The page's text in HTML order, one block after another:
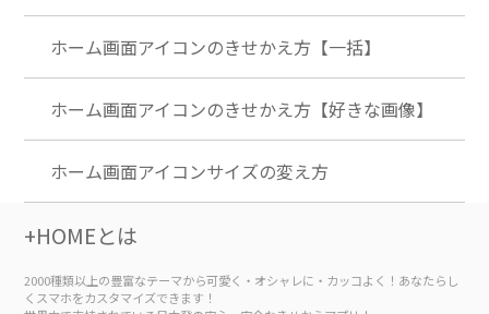
ホーム画面アイコンのきせかえ方【一括】
ホーム画面アイコンのきせかえ方【好きな画像】
ホーム画面アイコンサイズの変え方
+HOMEとは
2000種類以上の豊富なテーマから可愛く・オシャレに・カッコよく！あなたらし
くスマホをカスタマイズできます！